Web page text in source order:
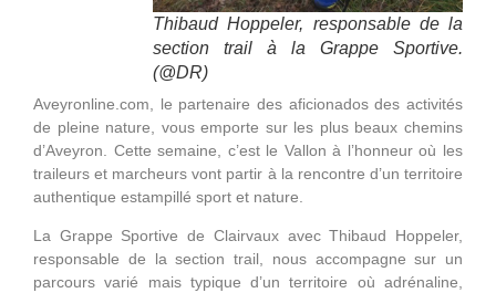
Thibaud Hoppeler, responsable de la
section trail à la Grappe Sportive.
(@DR)
Aveyronline.com, le partenaire des aficionados des activités
de pleine nature, vous emporte sur les plus beaux chemins
d’Aveyron. Cette semaine, c’est le Vallon à l’honneur où les
traileurs et marcheurs vont partir à la rencontre d’un territoire
authentique estampillé sport et nature.
La Grappe Sportive de Clairvaux avec Thibaud Hoppeler,
responsable de la section trail, nous accompagne sur un
parcours varié mais typique d’un territoire où adrénaline,